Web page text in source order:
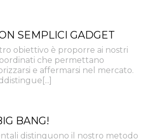
SEMPLICI GADGET
obiettivo è proporre ai nostri
che permettano
e affermarsi nel mercato.
BANG!
distinguono il nostro metodo